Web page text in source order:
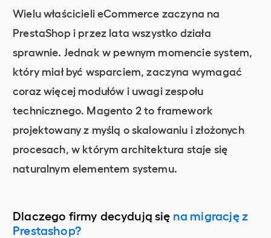
Wielu właścicieli eCommerce zaczyna na
PrestaShop i przez lata wszystko działa
sprawnie. Jednak w pewnym momencie system,
który miał być wsparciem, zaczyna wymagać
coraz więcej modułów i uwagi zespołu
technicznego. Magento 2 to framework
projektowany z myślą o skalowaniu i złożonych
procesach, w którym architektura staje się
naturalnym elementem systemu.
Dlaczego firmy decydują się na migrację z
Prestashop?